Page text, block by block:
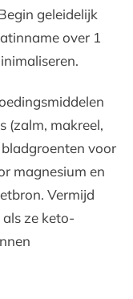
geleidelijk
over 1
(zalm, makreel,
voor
magnesium en
Vermijd
ze keto-